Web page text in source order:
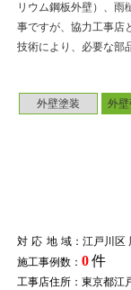
外壁塗装 外
対応地域：江戸川区
施工事例数： 0件
工事店住所：東京都江
リウム鋼板外壁）、雨
事ですが、協力工事店
技術により、必要な部